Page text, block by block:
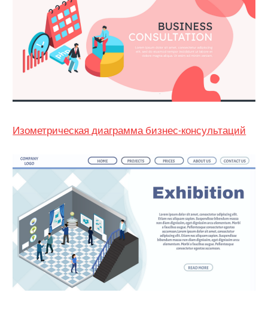
Изометрическая диаграмма бизнес-консультаций